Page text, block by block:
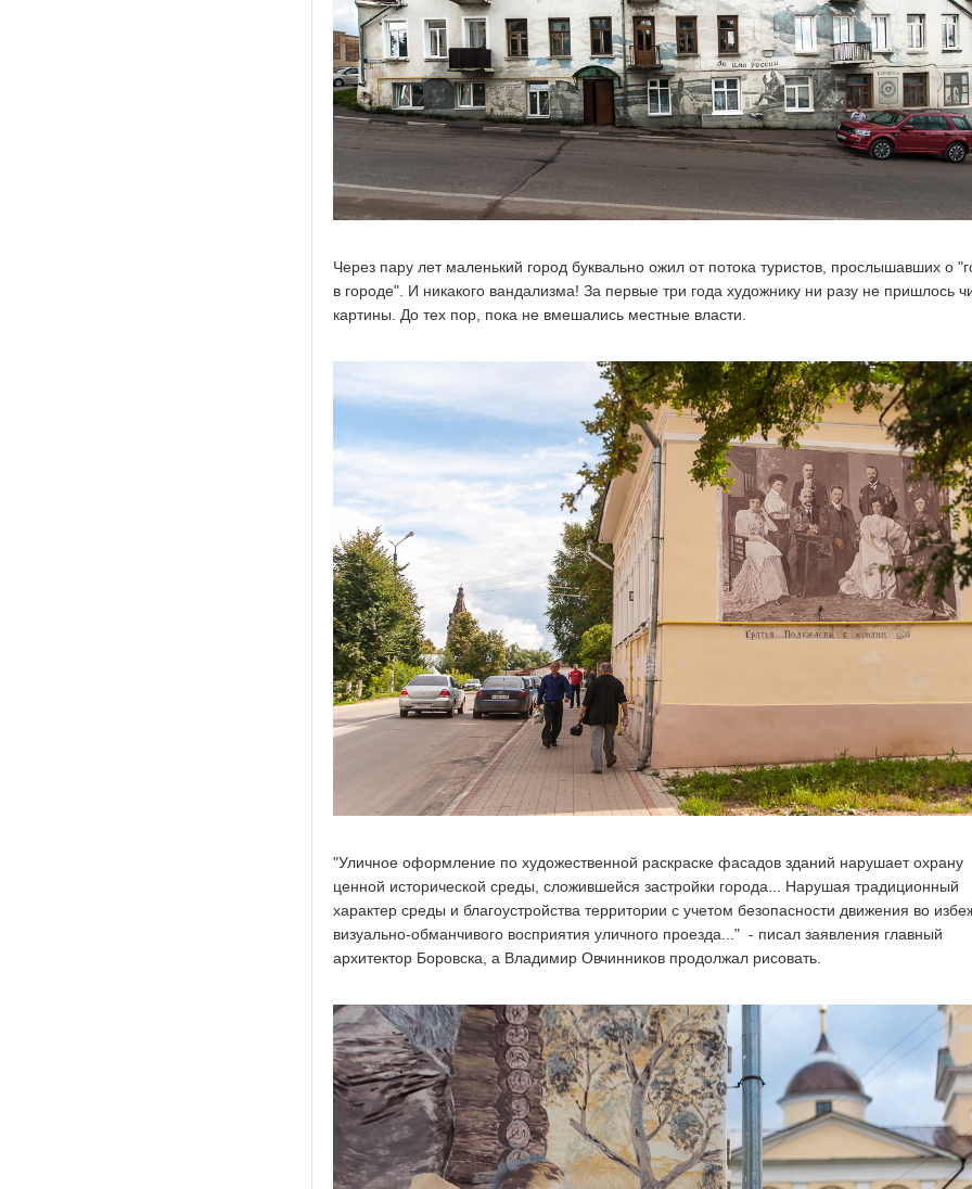
Через пару лет маленький город буквально ожил от потока туристов, прослышавших о
в городе". И никакого вандализма! За первые три года художнику ни разу не пришлось
картины. До тех пор, пока не вмешались местные власти.
"Уличное оформление по художественной раскраске фасадов зданий нарушает охрану
ценной исторической среды, сложившейся застройки города... Нарушая традиционный
характер среды и благоустройства территории с учетом безопасности движения во
визуально-обманчивого восприятия уличного проезда..." - писал заявления главный
архитектор Боровска, а Владимир Овчинников продолжал рисовать.